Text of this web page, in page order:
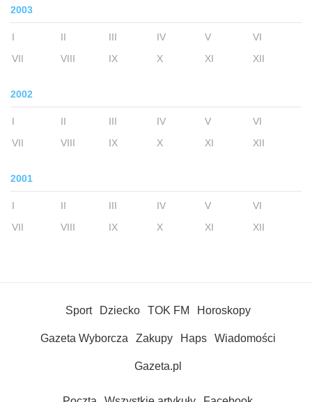
2003
I II III IV V
VI
VII
VIII IX X XI XII
2002
I II III IV V
VI
VII
VIII IX X XI XII
2001
I II III IV V
VI
VII
VIII IX X XI XII
Sport Dziecko TOK FM Horoskopy
Gazeta Wyborcza Zakupy Haps Wiadomości
Gazeta.pl